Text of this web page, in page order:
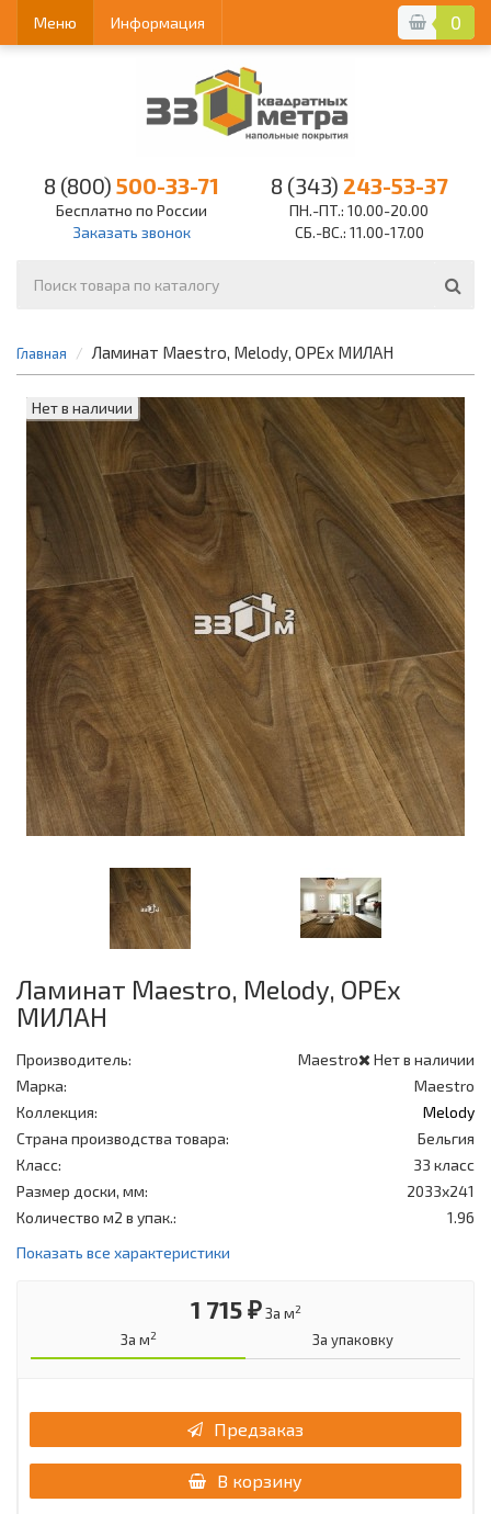
0
Меню Информация
8 (800) 500-33-71
Бесплатно по России
Заказать звонок
8 (343) 243-53-37
ПН.-ПТ.: 10.00-20.00
СБ.-ВС.: 11.00-17.00
Главная Ламинат Maestro, Melody, ОРЕх МИЛАН
Нет в наличии
Ламинат Maestro, Melody, ОРЕх
МИЛАН
Нет в наличии
Производитель:
Maestro
Марка:
Maestro
Коллекция:
Melody
Страна производства товара:
Бельгия
Класс:
33 класс
Размер доски, мм:
2033x241
Количество м2 в упак.:
1.96
Показать все характеристики
1 715 ₽ За м2
За м2 За упаковку
Предзаказ
В корзину